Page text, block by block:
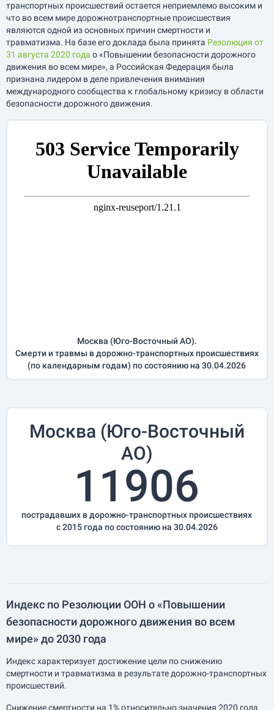
транспортных происшествий остается неприемлемо высоким и
что во всем мире дорожнотранспортные происшествия
являются одной из основных причин смертности и
травматизма. На базе его доклада была принята Резолюция от
31 августа 2020 года о «Повышении безопасности дорожного
движения во всем мире», а Российская Федерация была
признана лидером в деле привлечения внимания
международного сообщества к глобальному кризису в области
безопасности дорожного движения.
Москва (Юго-Восточный АО).
Смерти и травмы в дорожно-транспортных происшествиях
(по календарным годам) по состоянию на 30.04.2026
Москва (Юго-Восточный
АО)
11906
пострадавших в дорожно-транспортных происшествиях
с 2015 года по состоянию на 30.04.2026
Индекс по Резолюции ООН о «Повышении
безопасности дорожного движения во всем
мире» до 2030 года
Индекс характеризует достижение цели по снижению
смертности и травматизма в результате дорожно-транспортных
происшествий.
Снижение смертности на 1% относительно значения 2020 года